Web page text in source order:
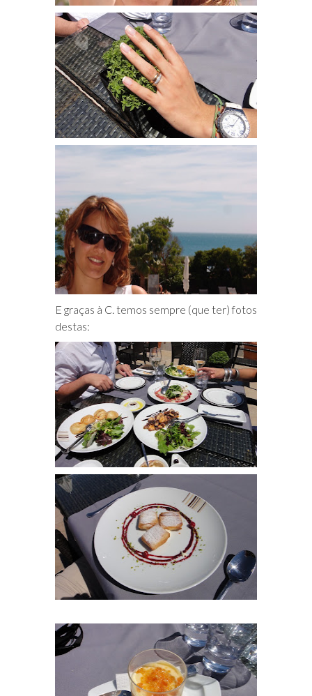
E graças à C. temos sempre (que ter) fotos
destas: